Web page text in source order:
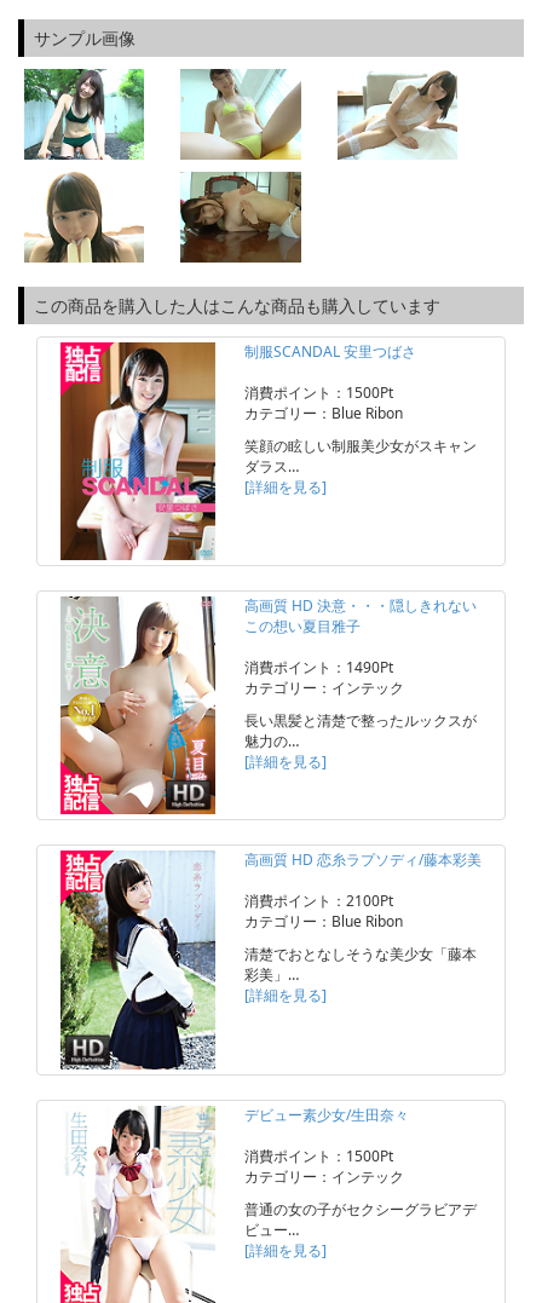
サンプル画像
この商品を購入した人はこんな商品も購入しています
制服SCANDAL 安里つばさ
消費ポイント：1500Pt
カテゴリー：Blue Ribon
笑顔の眩しい制服美少女がスキャン
ダラス…
[詳細を見る]
高画質 HD 決意・・・隠しきれない
この想い夏目雅子
消費ポイント：1490Pt
カテゴリー：インテック
長い黒髪と清楚で整ったルックスが
魅力の…
[詳細を見る]
高画質 HD 恋糸ラプソディ/藤本彩美
消費ポイント：2100Pt
カテゴリー：Blue Ribon
清楚でおとなしそうな美少女「藤本
彩美」…
[詳細を見る]
デビュー素少女/生田奈々
消費ポイント：1500Pt
カテゴリー：インテック
普通の女の子がセクシーグラビアデ
ビュー…
[詳細を見る]